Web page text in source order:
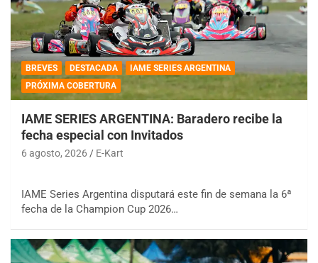
BREVES DESTACADA
IAME SERIES ARGENTINA
PRÓXIMA COBERTURA
IAME SERIES ARGENTINA: Baradero recibe la
fecha especial con Invitados
6 agosto, 2026 E-Kart
IAME Series Argentina disputará este fin de semana la 6ª
fecha de la Champion Cup 2026…